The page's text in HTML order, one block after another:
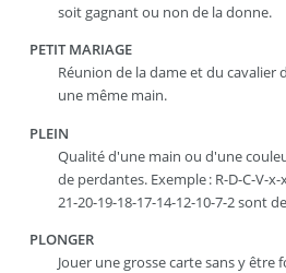
soit gagnant ou non de la donne.
PETIT MARIAGE
Réunion de la dame et du cavalier
une même main.
PLEIN
Qualité d'une main ou d'une
de perdantes. Exemple : R-D-C-V-
21-20-19-18-17-14-12-10-7-2 sont
PLONGER
Jouer une grosse carte sans y être